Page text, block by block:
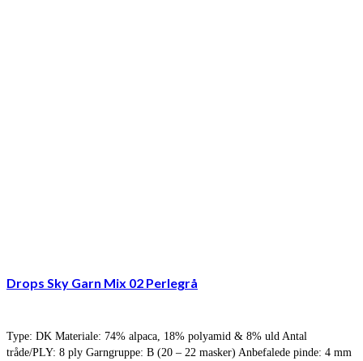
Drops Sky Garn Mix 02 Perlegrå
Type: DK Materiale: 74% alpaca, 18% polyamid & 8% uld Antal
tråde/PLY: 8 ply Garngruppe: B (20 – 22 masker) Anbefalede pinde: 4 mm